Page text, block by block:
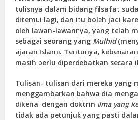
tulisnya dalam bidang filsafat
ditemui lagi, dan itu boleh jadi
oleh lawan-lawannya, yang telah
sebagai seorang yang Mulhid
ajaran Islam). Tentunya,
masih perlu diperdebatkan secara
Tulisan- tulisan dari mereka yang
menggambarkan bahwa dia
dikenal dengan doktrin lima yang
tidak ada petunjuk yang pasti